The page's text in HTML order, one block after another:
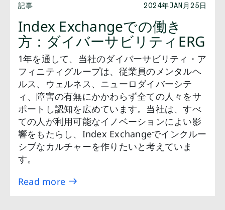
記事 2024年JAN月25日
Index Exchangeでの働き
方：ダイバーサビリティERG
1年を通して、当社のダイバーサビリティ・ア
フィニティグループは、従業員のメンタルヘ
ルス、ウェルネス、ニューロダイバーシテ
ィ、障害の有無にかかわらず全ての人々をサ
ポートし認知を広めています。当社は、すべ
ての人が利用可能なイノベーションによい影
響をもたらし、Index Exchangeでインクルー
シブなカルチャーを作りたいと考えていま
す。
Read more